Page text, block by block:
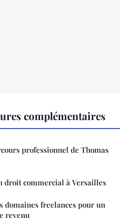
complémentaires
professionnel de Thomas
droit commercial à Versailles
domaines freelances pour un
revenu